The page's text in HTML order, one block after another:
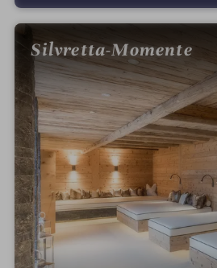
e
Silvretta-Momente